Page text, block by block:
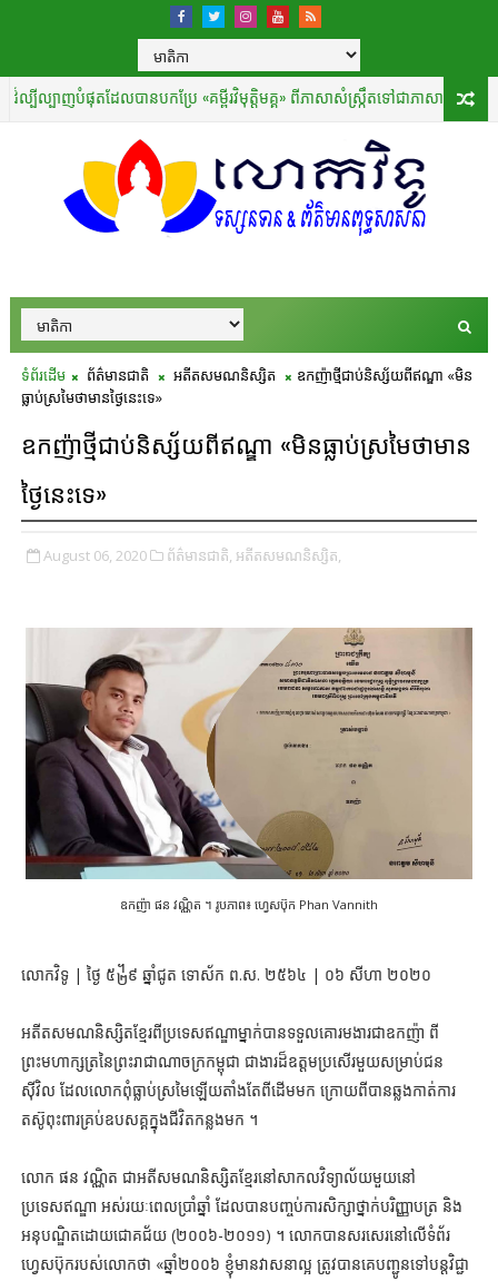
បាញបំផុតដែលបានបកប្រែ «គម្ពីរវិមុត្តិមគ្គ» ពីភាសាសំស្រ្កឹតទៅជាភាសាចិន ទស្សនទ
ទំព័រដើម ព័ត៌មានជាតិ អតីតសមណនិស្សិត
ឧកញ៉ាថ្មីជាប់និស្ស័យពីឥណ្ឌា «មិន
ធ្លាប់ស្រមៃថាមានថ្ងៃនេះទេ»
ឧកញ៉ាថ្មីជាប់និស្ស័យពីឥណ្ឌា «មិនធ្លាប់ស្រមៃថាមាន
ថ្ងៃនេះទេ»
August 06, 2020 ព័ត៌មានជាតិ, អតីតសមណនិស្សិត,
ឧកញ៉ា ផន វណ្ណិត ។ រូបភាព៖ ហ្វេសប៊ុក Phan Vannith
លោកវិទូ | ថ្ងៃ ៥᧲៩ ឆ្នាំជូត ទោស័ក ព.ស. ២៥៦៤ | ០៦ សីហា ២០២០
អតីតសមណនិស្សិតខ្មែរពីប្រទេសឥណ្ឌាម្នាក់បានទទួលគោរមងារជាឧកញ៉ា ពី
ព្រះមហាក្សត្រនៃព្រះរាជាណាចក្រកម្ពុជា ជាងារដ៏ឧត្តមប្រសើរមួយសម្រាប់ជន
ស៊ីវិល ដែលលោកពុំធ្លាប់ស្រមៃឡើយតាំងតែពីដើមមក ក្រោយពីបានឆ្លងកាត់ការ
តស៊ូពុះពារគ្រប់ឧបសគ្គក្នុងជីវិតកន្លងមក ។
លោក ផន វណ្ណិត ជាអតីសមណនិស្សិតខ្មែរនៅសាកលវិទ្យាល័យមួយនៅ
ប្រទេសឥណ្ឌា អស់រយៈពេលប្រាំឆ្នាំ ដែលបានបញ្ចប់ការសិក្សាថ្នាក់បរិញ្ញាបត្រ និង
អនុបណ្ឌិតដោយជោគជ័យ (២០០៦-២០១១) ។ លោកបានសរសេរនៅលើទំព័រ
ហ្វេសប៊ុករបស់លោកថា «ឆ្នាំ២០០៦ ខ្ញុំមានវាសនាល្អ ត្រូវបានគេបញ្ជូនទៅបន្តវិជ្ជា